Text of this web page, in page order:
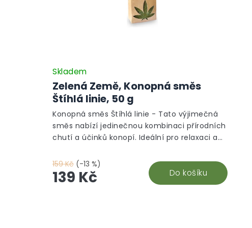
Zelená Země, Konopná směs
Štíhlá linie, 50 g
Skladem
159 Kč (-13 %)
139 Kč Do košíku
Konopná směs Štíhlá linie - Tato výjimečná
směs nabízí jedinečnou kombinaci přírodních
chutí a účinků konopí. Ideální pro relaxaci a
šálek zdraví z kvalitních surovin, který ocení
každý milovník čajů.